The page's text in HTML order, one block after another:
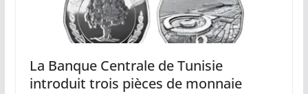
La Banque Centrale de Tunisie
introduit trois pièces de monnaie